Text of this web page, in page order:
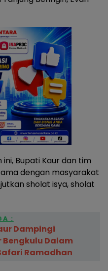
Bupati Kaur dan tim
dengan masyarakat
sholat isya, sholat
:
Dampingi
Bengkulu Dalam
Ramadhan